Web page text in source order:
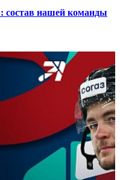
состав нашей команды